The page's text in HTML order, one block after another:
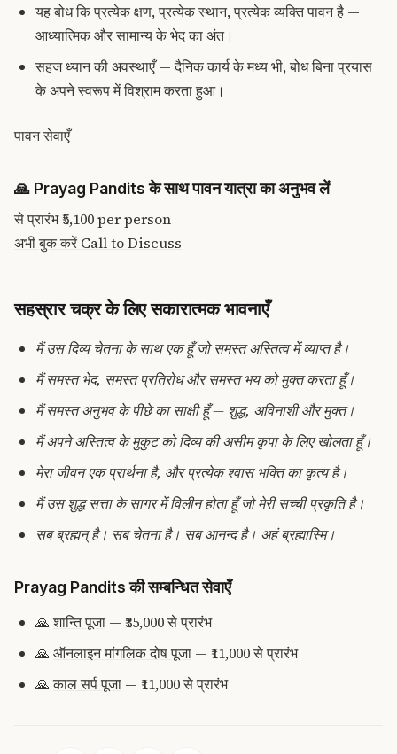
यह बोध कि प्रत्येक क्षण, प्रत्येक स्थान, प्रत्येक व्यक्ति पावन है —
आध्यात्मिक और सामान्य के भेद का अंत।
सहज ध्यान की अवस्थाएँ — दैनिक कार्य के मध्य भी, बोध बिना प्रयास
के अपने स्वरूप में विश्राम करता हुआ।
पावन सेवाएँ
🙏 Prayag Pandits के साथ पावन यात्रा का अनुभव लें
से प्रारंभ ₹5,100per person
अभी बुक करें Call to Discuss
सहस्रार चक्र के लिए सकारात्मक भावनाएँ
मैं उस दिव्य चेतना के साथ एक हूँ जो समस्त अस्तित्व में व्याप्त है।
मैं समस्त भेद, समस्त प्रतिरोध और समस्त भय को मुक्त करता हूँ।
मैं समस्त अनुभव के पीछे का साक्षी हूँ — शुद्ध, अविनाशी और मुक्त।
मैं अपने अस्तित्व के मुकुट को दिव्य की असीम कृपा के लिए खोलता हूँ।
मेरा जीवन एक प्रार्थना है, और प्रत्येक श्वास भक्ति का कृत्य है।
मैं उस शुद्ध सत्ता के सागर में विलीन होता हूँ जो मेरी सच्ची प्रकृति है।
सब ब्रह्मन् है। सब चेतना है। सब आनन्द है। अहं ब्रह्मास्मि।
Prayag Pandits की सम्बन्धित सेवाएँ
🙏शान्ति पूजा — ₹35,000 से प्रारंभ
🙏 ऑनलाइन मांगलिक दोष पूजा — ₹11,000 से प्रारंभ
🙏काल सर्प पूजा — ₹11,000 से प्रारंभ